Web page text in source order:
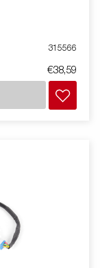
315566
€38,59